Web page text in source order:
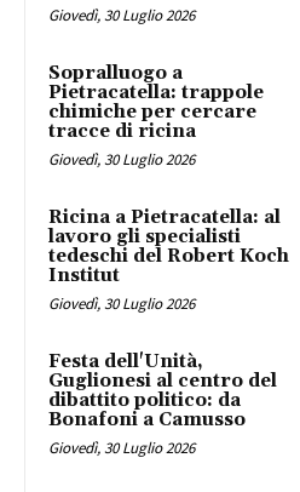
Giovedì, 30 Luglio 2026
Sopralluogo a
Pietracatella: trappole
chimiche per cercare
tracce di ricina
Giovedì, 30 Luglio 2026
Ricina a Pietracatella: al
lavoro gli specialisti
tedeschi del Robert Koch
Institut
Giovedì, 30 Luglio 2026
Festa dell'Unità,
Guglionesi al centro del
dibattito politico: da
Bonafoni a Camusso
Giovedì, 30 Luglio 2026